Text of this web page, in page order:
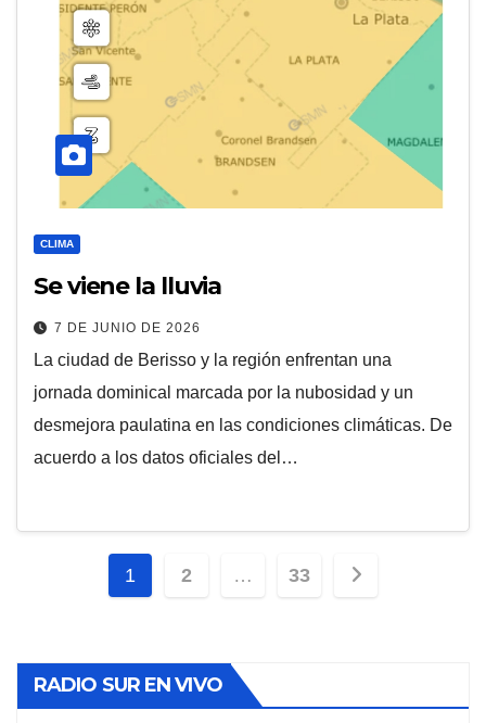
CLIMA
Se viene la lluvia
7 DE JUNIO DE 2026
La ciudad de Berisso y la región enfrentan una
jornada dominical marcada por la nubosidad y un
desmejora paulatina en las condiciones climáticas. De
acuerdo a los datos oficiales del…
Paginación
entradas
1 2 … 33
RADIO SUR EN VIVO